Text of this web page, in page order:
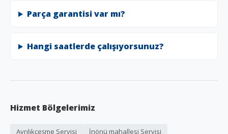
Parça garantisi var mı?
Hangi saatlerde çalışıyorsunuz?
Hizmet Bölgelerimiz
Ayrılıkçeşme Servisi
İnönü mahallesi Servisi